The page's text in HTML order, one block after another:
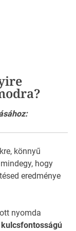
könnyű
hogy
eredménye
nyomda
kulcsfontosságú